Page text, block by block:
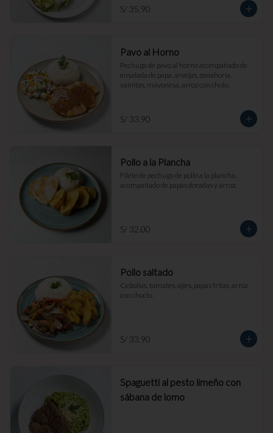
S/ 35.90
Pavo al Horno
Pechuga de pavo al horno acompañado de
ensalada de papa, arvejas, zanahoria,
vainitas, mayonesa, arroz con cholo.
S/ 33.90
Pollo a la Plancha
Filete de pechuga de pollo a la plancha,
acompañado de papas doradas y arroz.
S/ 32.00
Pollo saltado
Cebollas, tomates, ajíes, papas fritas, arroz
con choclo.
S/ 33.90
Spaguetti al pesto limeño con
sábana de lomo